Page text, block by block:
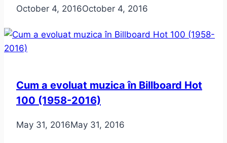
October 4, 2016October 4, 2016
Cum a evoluat muzica în Billboard Hot
100 (1958-2016)
May 31, 2016May 31, 2016